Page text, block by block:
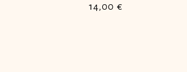
Prix
14,00 €